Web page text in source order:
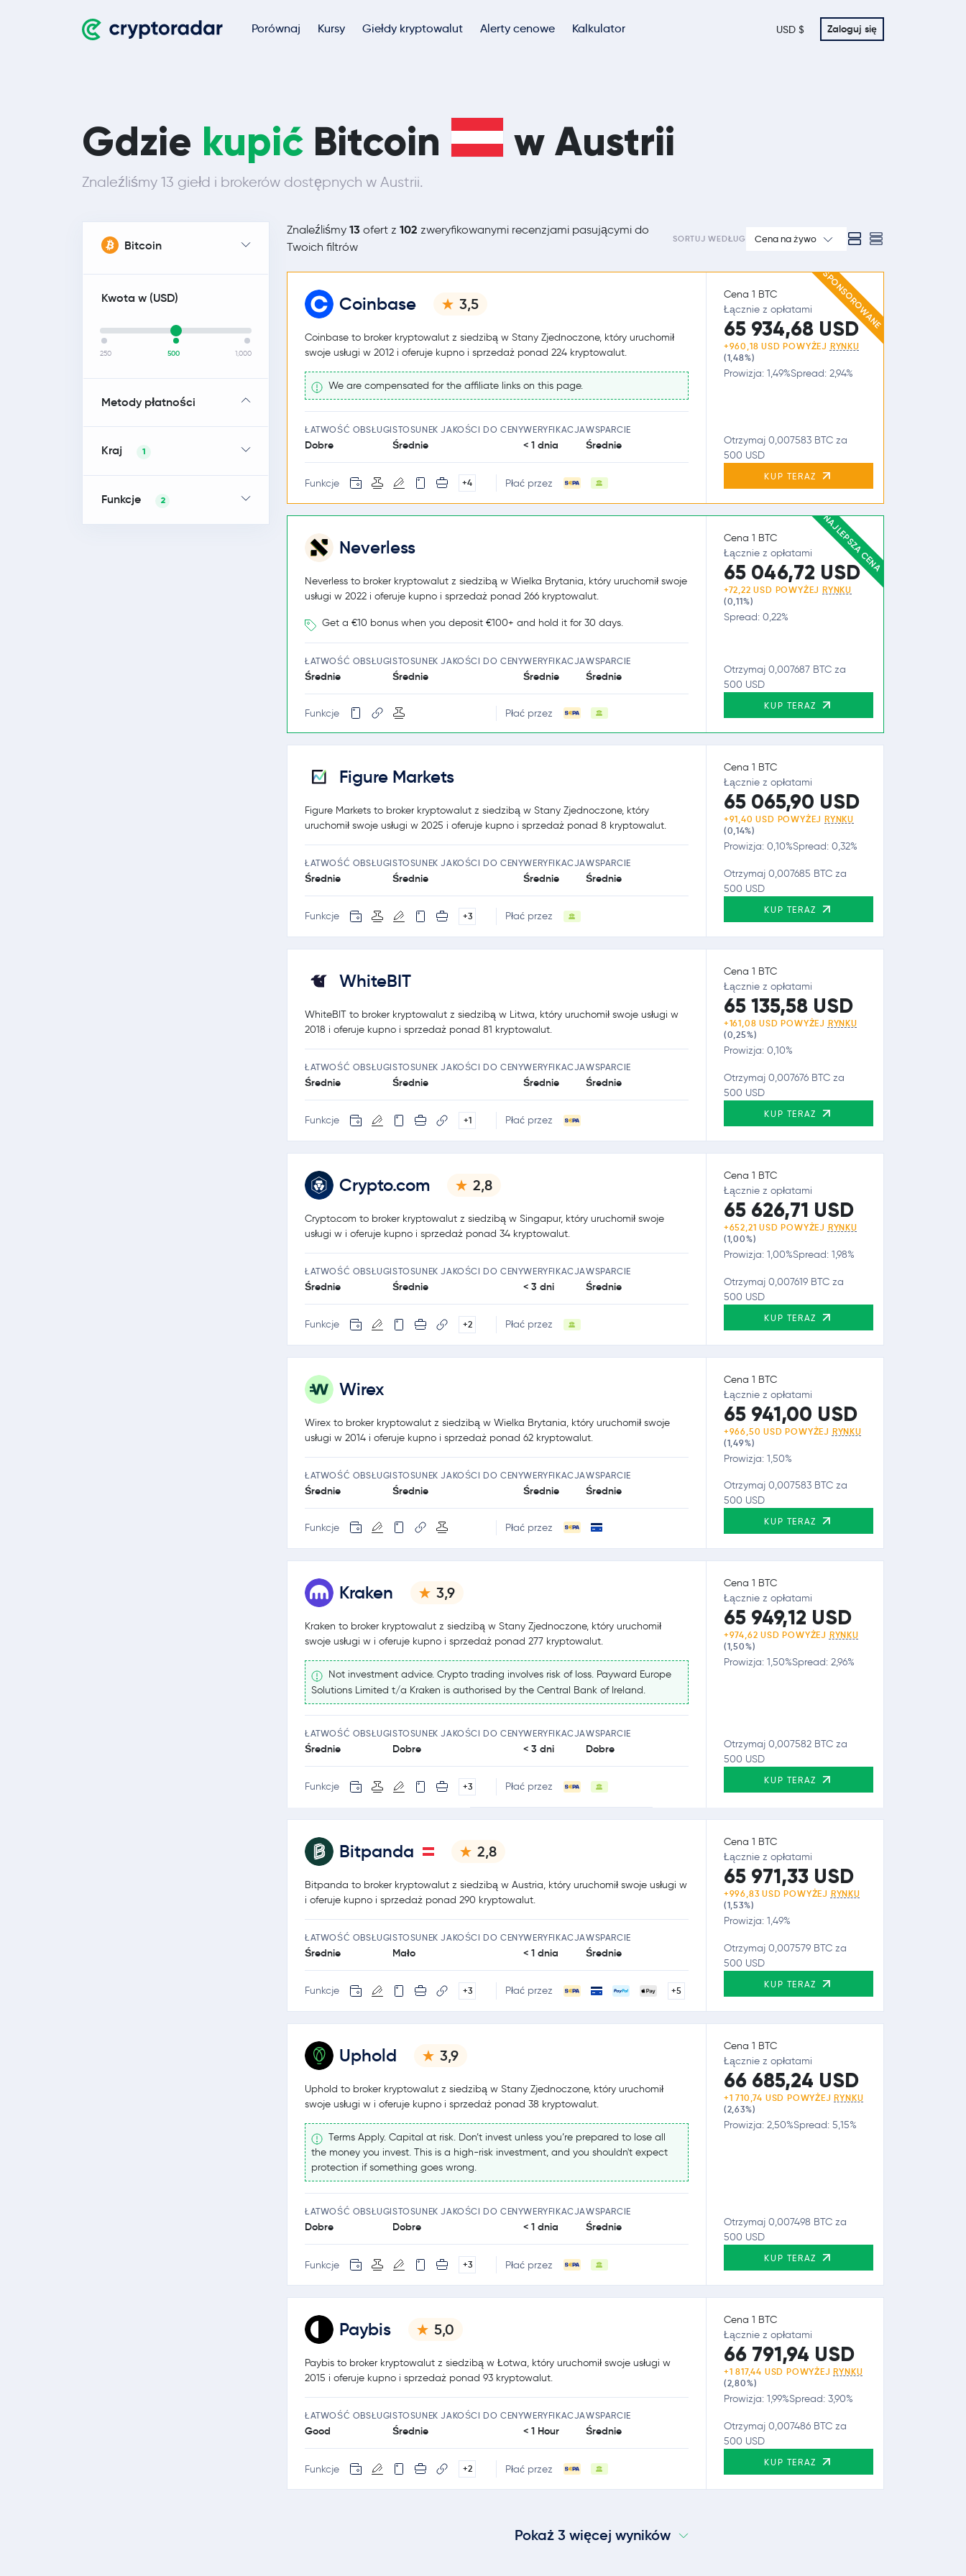
Porównaj Kursy Giełdy kryptowalut Alerty cenowe Kalkulator USD $ Zaloguj się
Gdzie kupić Bitcoin w Austrii
Znaleźliśmy 13 giełd i brokerów dostępnych w Austrii.
Bitcoin
Kwota w (USD)
250 500 1,000
Metody płatności
Kraj 1
Funkcje 2
Znaleźliśmy 13 ofert z 102 zweryfikowanymi recenzjami pasującymi do
Twoich filtrów
SORTUJ WEDŁUG Cena na żywo
SPONSOROWANE
Coinbase 3,5
Coinbase to broker kryptowalut z siedzibą w Stany Zjednoczone, który uruchomił
swoje usługi w 2012 i oferuje kupno i sprzedaż ponad 224 kryptowalut.
We are compensated for the affiliate links on this page.
ŁATWOŚĆ OBSŁUGI
Dobre
STOSUNEK JAKOŚCI DO CENY
Średnie
WERYFIKACJA
< 1 dnia
WSPARCIE
Średnie
Funkcje +4 Płać przez
Cena 1 BTC
Łącznie z opłatami
65 934,68 USD
+960,18 USD POWYŻEJ RYNKU
(1,48%)
Prowizja: 1,49%Spread: 2,94%
Otrzymaj 0,007583 BTC za
500 USD
KUP TERAZ
NAJLEPSZA CENA
Neverless
Neverless to broker kryptowalut z siedzibą w Wielka Brytania, który uruchomił swoje
usługi w 2022 i oferuje kupno i sprzedaż ponad 266 kryptowalut.
Get a €10 bonus when you deposit €100+ and hold it for 30 days.
ŁATWOŚĆ OBSŁUGI
Średnie
STOSUNEK JAKOŚCI DO CENY
Średnie
WERYFIKACJA
Średnie
WSPARCIE
Średnie
Funkcje Płać przez
Cena 1 BTC
Łącznie z opłatami
65 046,72 USD
+72,22 USD POWYŻEJRYNKU
(0,11%)
Spread: 0,22%
Otrzymaj 0,007687 BTC za
500 USD
KUP TERAZ
Figure Markets
Figure Markets to broker kryptowalut z siedzibą w Stany Zjednoczone, który
uruchomił swoje usługi w 2025 i oferuje kupno i sprzedaż ponad 8 kryptowalut.
ŁATWOŚĆ OBSŁUGI
Średnie
STOSUNEK JAKOŚCI DO CENY
Średnie
WERYFIKACJA
Średnie
WSPARCIE
Średnie
Funkcje +3 Płać przez
Cena 1 BTC
Łącznie z opłatami
65 065,90 USD
+91,40 USD POWYŻEJRYNKU
(0,14%)
Prowizja: 0,10%Spread: 0,32%
Otrzymaj 0,007685 BTC za
500 USD
KUP TERAZ
WhiteBIT
WhiteBIT to broker kryptowalut z siedzibą w Litwa, który uruchomił swoje usługi w
2018 i oferuje kupno i sprzedaż ponad 81 kryptowalut.
ŁATWOŚĆ OBSŁUGI
Średnie
STOSUNEK JAKOŚCI DO CENY
Średnie
WERYFIKACJA
Średnie
WSPARCIE
Średnie
Funkcje +1 Płać przez
Cena 1 BTC
Łącznie z opłatami
65 135,58 USD
+161,08 USD POWYŻEJ RYNKU
(0,25%)
Prowizja: 0,10%
Otrzymaj 0,007676 BTC za
500 USD
KUP TERAZ
Crypto.com 2,8
Crypto.com to broker kryptowalut z siedzibą w Singapur, który uruchomił swoje
usługi w i oferuje kupno i sprzedaż ponad 34 kryptowalut.
ŁATWOŚĆ OBSŁUGI
Średnie
STOSUNEK JAKOŚCI DO CENY
Średnie
WERYFIKACJA
< 3 dni
WSPARCIE
Średnie
Funkcje +2 Płać przez
Cena 1 BTC
Łącznie z opłatami
65 626,71 USD
+652,21 USD POWYŻEJ RYNKU
(1,00%)
Prowizja: 1,00%Spread: 1,98%
Otrzymaj 0,007619 BTC za
500 USD
KUP TERAZ
Wirex
Wirex to broker kryptowalut z siedzibą w Wielka Brytania, który uruchomił swoje
usługi w 2014 i oferuje kupno i sprzedaż ponad 62 kryptowalut.
ŁATWOŚĆ OBSŁUGI
Średnie
STOSUNEK JAKOŚCI DO CENY
Średnie
WERYFIKACJA
Średnie
WSPARCIE
Średnie
Funkcje Płać przez
Cena 1 BTC
Łącznie z opłatami
65 941,00 USD
+966,50 USD POWYŻEJ RYNKU
(1,49%)
Prowizja: 1,50%
Otrzymaj 0,007583 BTC za
500 USD
KUP TERAZ
Kraken 3,9
Kraken to broker kryptowalut z siedzibą w Stany Zjednoczone, który uruchomił
swoje usługi w i oferuje kupno i sprzedaż ponad 277 kryptowalut.
Not investment advice. Crypto trading involves risk of loss. Payward Europe
Solutions Limited t/a Kraken is authorised by the Central Bank of Ireland.
ŁATWOŚĆ OBSŁUGI
Średnie
STOSUNEK JAKOŚCI DO CENY
Dobre
WERYFIKACJA
< 3 dni
WSPARCIE
Dobre
Funkcje +3 Płać przez
Cena 1 BTC
Łącznie z opłatami
65 949,12 USD
+974,62 USD POWYŻEJ RYNKU
(1,50%)
Prowizja: 1,50%Spread: 2,96%
Otrzymaj 0,007582 BTC za
500 USD
KUP TERAZ
Bitpanda 2,8
Bitpanda to broker kryptowalut z siedzibą w Austria, który uruchomił swoje usługi w
i oferuje kupno i sprzedaż ponad 290 kryptowalut.
ŁATWOŚĆ OBSŁUGI
Średnie
STOSUNEK JAKOŚCI DO CENY
Mało
WERYFIKACJA
< 1 dnia
WSPARCIE
Średnie
Funkcje +3 Płać przez +5
Cena 1 BTC
Łącznie z opłatami
65 971,33 USD
+996,83 USD POWYŻEJ RYNKU
(1,53%)
Prowizja: 1,49%
Otrzymaj 0,007579 BTC za
500 USD
KUP TERAZ
Uphold 3,9
Uphold to broker kryptowalut z siedzibą w Stany Zjednoczone, który uruchomił
swoje usługi w i oferuje kupno i sprzedaż ponad 38 kryptowalut.
Terms Apply. Capital at risk. Don’t invest unless you’re prepared to lose all
the money you invest. This is a high-risk investment, and you shouldn't expect
protection if something goes wrong.
ŁATWOŚĆ OBSŁUGI
Dobre
STOSUNEK JAKOŚCI DO CENY
Dobre
WERYFIKACJA
< 1 dnia
WSPARCIE
Średnie
Funkcje +3 Płać przez
Cena 1 BTC
Łącznie z opłatami
66 685,24 USD
+1 710,74 USD POWYŻEJRYNKU
(2,63%)
Prowizja: 2,50%Spread: 5,15%
Otrzymaj 0,007498 BTC za
500 USD
KUP TERAZ
Paybis 5,0
Paybis to broker kryptowalut z siedzibą w Łotwa, który uruchomił swoje usługi w
2015 i oferuje kupno i sprzedaż ponad 93 kryptowalut.
ŁATWOŚĆ OBSŁUGI
Good
STOSUNEK JAKOŚCI DO CENY
Średnie
WERYFIKACJA
< 1 Hour
WSPARCIE
Średnie
Funkcje +2 Płać przez
Cena 1 BTC
Łącznie z opłatami
66 791,94 USD
+1 817,44 USD POWYŻEJRYNKU
(2,80%)
Prowizja: 1,99%Spread: 3,90%
Otrzymaj 0,007486 BTC za
500 USD
KUP TERAZ
Pokaż 3 więcej wyników